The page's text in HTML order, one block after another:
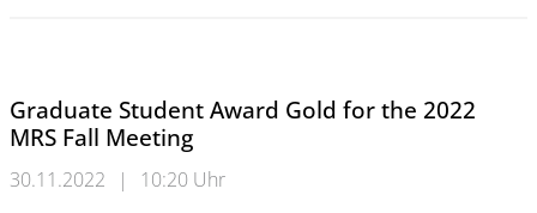
Graduate Student Award Gold for the 2022
MRS Fall Meeting
30.11.2022 |
10:20 Uhr